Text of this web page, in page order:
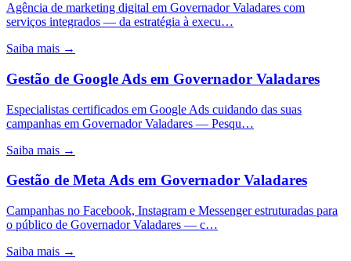
Agência de marketing digital em Governador Valadares com
serviços integrados — da estratégia à execu…
Saiba mais →
Gestão de Google Ads em Governador Valadares
Especialistas certificados em Google Ads cuidando das suas
campanhas em Governador Valadares — Pesqu…
Saiba mais →
Gestão de Meta Ads em Governador Valadares
Campanhas no Facebook, Instagram e Messenger estruturadas para
o público de Governador Valadares — c…
Saiba mais →